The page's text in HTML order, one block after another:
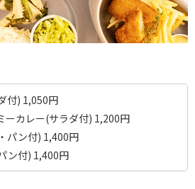
付) 1,050円
ーカレー(サラダ付) 1,200円
パン付) 1,400円
ン付) 1,400円